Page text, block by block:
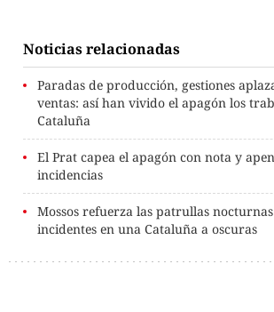
Noticias relacionadas
Paradas de producción, gestiones
ventas: así han vivido el apagón los
Cataluña
El Prat capea el apagón con nota y
incidencias
Mossos refuerza las patrullas
incidentes en una Cataluña a oscuras